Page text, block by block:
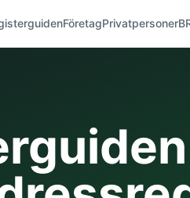
FöretagPrivatpersoner